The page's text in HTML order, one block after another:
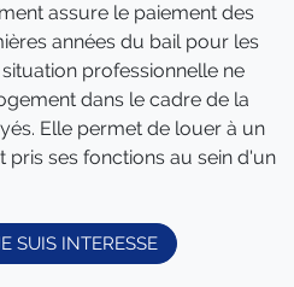
assure le paiement des
années du bail pour les
professionnelle ne
dans le cadre de la
Elle permet de louer à un
ses fonctions au sein d'un
SUIS INTERESSE